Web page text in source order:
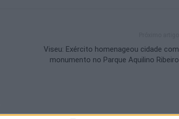
Viseu: Exército homenageou cidade com
monumento no Parque Aquilino Ribeiro